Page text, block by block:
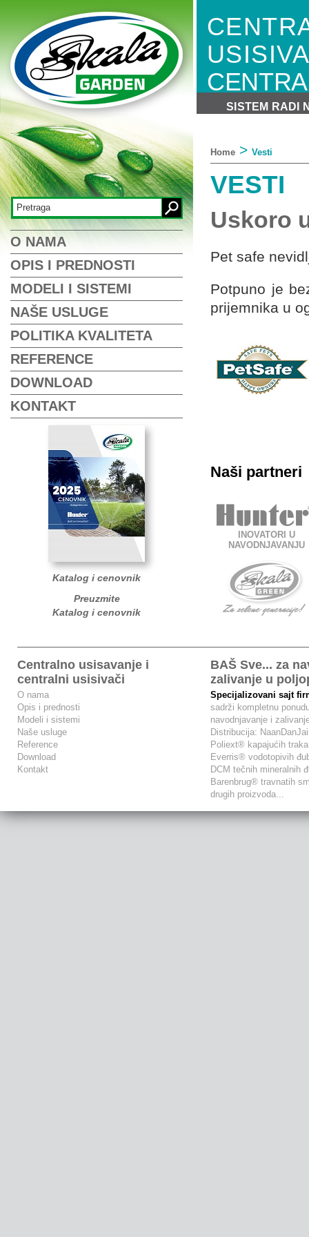
O NAMA
OPIS I PREDNOSTI
MODELI I SISTEMI
NAŠE USLUGE
POLITIKA KVALITETA
REFERENCE
DOWNLOAD
KONTAKT
Katalog i cenovnik
Preuzmite
Katalog i cenovnik
SISTEM RADI
Home > Vesti
VESTI
Uskoro
Pet safe
Potpuno je
prijemnika u
Naši partneri
INOVATORI U
NAVODNJAVANJU
Centralno usisavanje i
centralni usisivači
O nama
Opis i prednosti
Modeli i sistemi
Naše usluge
Reference
Download
Kontakt
BAŠ Sve... za
zalivanje u
Specijalizovani sajt
sadrži kompletnu
navodnjavanje i
Distribucija:
Poliext® kapajućih
Everris® vodotopivih
DCM tečnih mineralnih
Barenbrug® travnatih
drugih proizvoda...